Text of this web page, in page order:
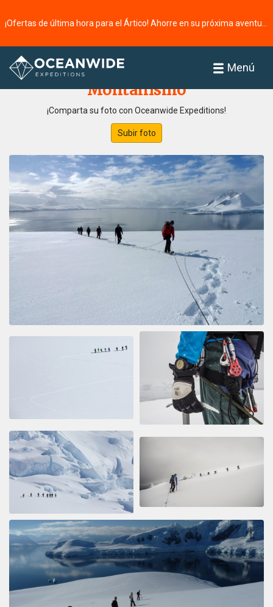
Menú
Página principal
Montañismo
¡Comparta su foto con Oceanwide Expeditions!
Subir foto